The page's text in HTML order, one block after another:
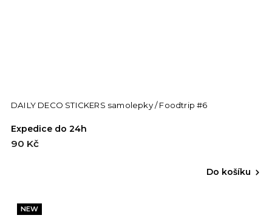
DAILY DECO STICKERS samolepky / Foodtrip #6
Expedice do 24h
90 Kč
Do košíku
NEW